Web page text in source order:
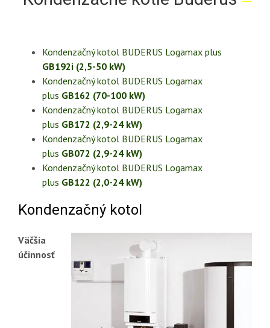
Kondenzačný kotol BUDERUS Logamax plus
GB192i (2,5-50 kW)
Kondenzačný kotol BUDERUS Logamax
plus GB162 (70-100 kW)
Kondenzačný kotol BUDERUS Logamax
plus GB172 (2,9-24 kW)
Kondenzačný kotol BUDERUS Logamax
plus GB072 (2,9-24 kW)
Kondenzačný kotol BUDERUS Logamax
plus GB122 (2,0-24 kW)
Kondenzačný kotol
Väčšia
účinnosť